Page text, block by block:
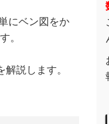
にベン図をか
。
説します。